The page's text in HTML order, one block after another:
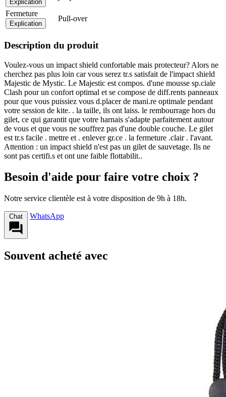
Explication
Fermeture
Explication
Pull-over
Description du produit
Voulez-vous un impact shield confortable mais protecteur? Alors ne
cherchez pas plus loin car vous serez tr.s satisfait de l'impact shield
Majestic de Mystic. Le Majestic est compos. d'une mousse sp.ciale
Clash pour un confort optimal et se compose de diff.rents panneaux
pour que vous puissiez vous d.placer de mani.re optimale pendant
votre session de kite. . la taille, ils ont laiss. le rembourrage hors du
gilet, ce qui garantit que votre harnais s'adapte parfaitement autour
de vous et que vous ne souffrez pas d'une double couche. Le gilet
est tr.s facile . mettre et . enlever gr.ce . la fermeture .clair . l'avant.
Attention : un impact shield n'est pas un gilet de sauvetage. Ils ne
sont pas certifi.s et ont une faible flottabilit..
Besoin d'aide pour faire votre choix ?
Notre service clientèle est à votre disposition de 9h à 18h.
Chat WhatsApp
Souvent acheté avec